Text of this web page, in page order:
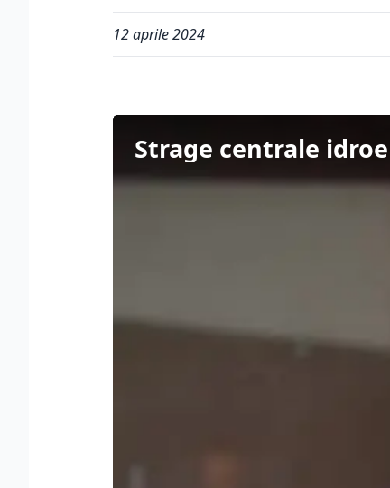
12 aprile 2024
Strage centrale